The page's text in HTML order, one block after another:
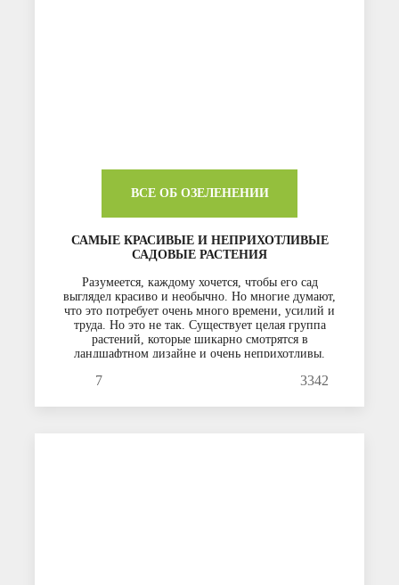
ВСЕ ОБ ОЗЕЛЕНЕНИИ
САМЫЕ КРАСИВЫЕ И НЕПРИХОТЛИВЫЕ
САДОВЫЕ РАСТЕНИЯ
Разумеется, каждому хочется, чтобы его сад
выглядел красиво и необычно. Но многие думают,
что это потребует очень много времени, усилий и
труда. Но это не так. Существует целая группа
растений, которые шикарно смотрятся в
ландшафтном дизайне и очень неприхотливы.
7 3342